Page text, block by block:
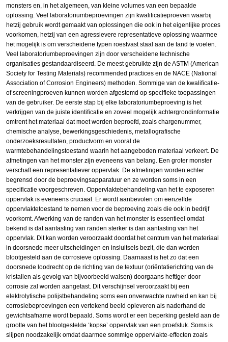
monsters en, in het algemeen, van kleine volumes van een bepaalde
oplossing. Veel laboratoriumbeproevingen zijn kwalificatieproeven waarbij
hetzij gebruik wordt gemaakt van oplossingen die ook in het eigenlijke proces
voorkomen, hetzij van een agressievere representatieve oplossing waarmee
het mogelijk is om verscheidene typen roestvast staal aan de tand te voelen.
Veel laboratoriumbeproevingen zijn door verscheidene technische
organisaties gestandaardiseerd. De meest gebruikte zijn de ASTM (American
Society for Testing Materials) recommended practices en de NACE (National
Association of Corrosion Engineers) methoden. Sommige van de kwalificatie-
of screeningproeven kunnen worden afgestemd op specifieke toepassingen
van de gebruiker. De eerste stap bij elke laboratoriumbeproeving is het
verkrijgen van de juiste identificatie en zoveel mogelijk achtergrondinformatie
omtrent het materiaal dat moet worden beproefd, zoals chargenummer,
chemische analyse, bewerkingsgeschiedenis, metallografische
onderzoeksresultaten, productvorm en vooral de
warmtebehandelingstoestand waarin het aangeboden materiaal verkeert. De
afmetingen van het monster zijn eveneens van belang. Een groter monster
verschaft een representatiever oppervlak. De afmetingen worden echter
begrensd door de beproevingsapparatuur en ze worden soms in een
specificatie voorgeschreven. Oppervlaktebehandeling van het te exposeren
oppervlak is eveneens cruciaal. Er wordt aanbevolen om eenzelfde
oppervlaktetoestand te nemen voor de beproeving zoals die ook in bedrijf
voorkomt. Afwerking van de randen van het monster is essentieel omdat
bekend is dat aantasting van randen sterker is dan aantasting van het
oppervlak. Dit kan worden veroorzaakt doordat het centrum van het materiaal
in doorsnede meer uitscheidingen en insluitsels bezit, die dan worden
blootgesteld aan de corrosieve oplossing. Daarnaast is het zo dat een
doorsnede loodrecht op de richting van de textuur (oriëntatierichting van de
kristallen als gevolg van bijvoorbeeld walsen) doorgaans heftiger door
corrosie zal worden aangetast. Dit verschijnsel veroorzaakt bij een
elektrolytische polijstbehandeling soms een onverwachte ruwheid en kan bij
corrosiebeproevingen een vertekend beeld opleveren als naderhand de
gewichtsafname wordt bepaald. Soms wordt er een beperking gesteld aan de
grootte van het blootgestelde ‘kopse’ oppervlak van een proefstuk. Soms is
slijpen noodzakelijk omdat daarmee sommige oppervlakte-effecten zoals